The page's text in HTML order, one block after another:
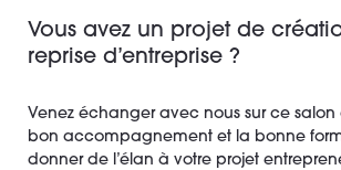
Vous avez un projet de
reprise d’entreprise ?
Venez échanger avec nous sur ce salon
bon accompagnement et la bonne
donner de l’élan à votre projet